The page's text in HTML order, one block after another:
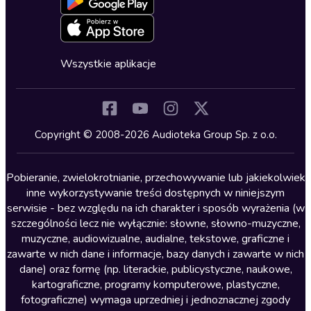
Kryminały
Lektury szkolne
Literatura anglojęzyczna
Literatura faktu
Literatura obyczajowa
Literatura piękna obca
Literatura piękna polska
Nagrania relaksacyjne
Deklaracja dostępności
Oferta dla firm i bibliotek
Zapowiedzi
Cykle audiobooków
Wszystkie aplikacje
Copyright © 2008-2026 Audioteka Group Sp. z o.o.
Pobieranie, zwielokrotnianie, przechowywanie lub jakiekolwiek
inne wykorzystywanie treści dostępnych w niniejszym
serwisie - bez względu na ich charakter i sposób wyrażenia (w
szczególności lecz nie wyłącznie: słowne, słowno-muzyczne,
muzyczne, audiowizualne, audialne, tekstowe, graficzne i
zawarte w nich dane i informacje, bazy danych i zawarte w nich
dane) oraz formę (np. literackie, publicystyczne, naukowe,
kartograficzne, programy komputerowe, plastyczne,
fotograficzne) wymaga uprzedniej i jednoznacznej zgody